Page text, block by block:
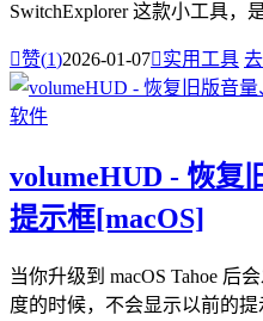
SwitchExplorer 这款小工具，
赞(1)2026-01-07实用工具
volumeHUD - 恢复
提示框[macOS]
当你升级到 macOS Tahoe 后
度的时候，不会显示以前的